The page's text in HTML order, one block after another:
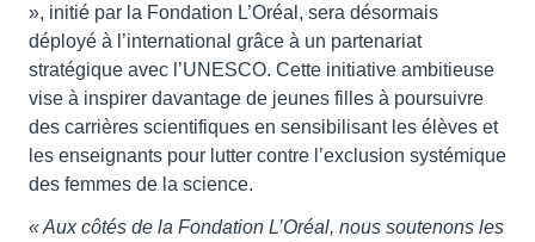
», initié par la Fondation L’Oréal, sera désormais
déployé à l’international grâce à un partenariat
stratégique avec l’UNESCO. Cette initiative ambitieuse
vise à inspirer davantage de jeunes filles à poursuivre
des carrières scientifiques en sensibilisant les élèves et
les enseignants pour lutter contre l’exclusion systémique
des femmes de la science.
« Aux côtés de la Fondation L’Oréal, nous soutenons les